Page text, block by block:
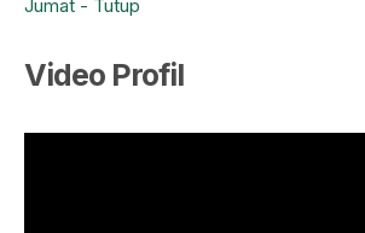
Jumat - Tutup
Video Profil